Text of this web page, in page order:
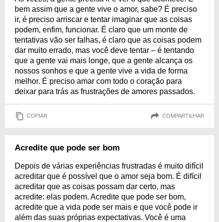
bem assim que a gente vive o amor, sabe? É preciso
ir, é preciso arriscar e tentar imaginar que as coisas
podem, enfim, funcionar. É claro que um monte de
tentativas vão ser falhas, é claro que as coisas podem
dar muito errado, mas você deve tentar – é tentando
que a gente vai mais longe, que a gente alcança os
nossos sonhos e que a gente vive a vida de forma
melhor. É preciso amar com todo o coração para
deixar para trás as frustrações de amores passados.
COPIAR COMPARTILHAR
Acredite que pode ser bom
Depois de várias experiências frustradas é muito difícil
acreditar que é possível que o amor seja bom. É difícil
acreditar que as coisas possam dar certo, mas
acredite: elas podem. Acredite que pode ser bom,
acredite que a vida pode ser mais e que você pode ir
além das suas próprias expectativas. Você é uma